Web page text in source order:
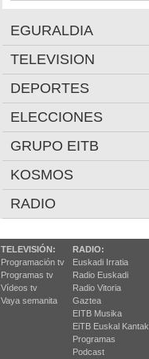
EGURALDIA
TELEVISION
DEPORTES
ELECCIONES
GRUPO EITB
KOSMOS
RADIO
TELEVISIÓN:
Programación tv
Programas tv
Vídeos tv
Vaya semanita
RADIO:
Euskadi Irratia
Radio Euskadi
Radio Vitoria
Gaztea
EITB Musika
EiTB Euskal Kantak
Programas
Podcast